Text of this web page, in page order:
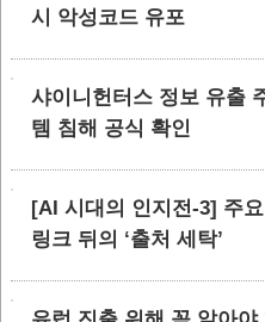
시 악성코드 유포
샤이니헌터스 정보 유출
템 침해 공식 확인
[AI 시대의 인지전-3] 주
링크 뒤의 ‘출처 세탁’